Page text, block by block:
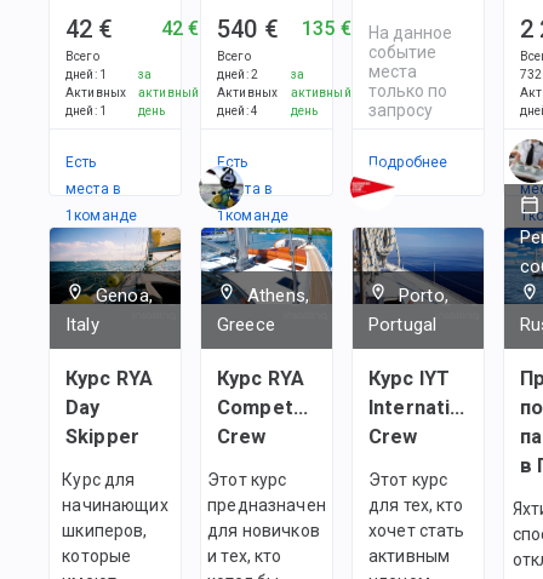
42 €
Всего
дней: 1
Активных
дней: 1
42 €
за
активный
день
Есть
места в
1командe
540 €
Всего
дней:2
Активных
дней:4
135 €
за
активный
день
Есть
места в
1командe
На данное
событие
места
только по
запросу
Подробнее
2
732
1
Genoa,
Italy
Курс RYA
Day
Skipper
Курс для
начинающих
шкиперов,
которые
Athens,
Greece
Курс RYA
Competent
Crew
Этот курс
предназначен
для новичков
и тех, кто
Porto,
Portugal
Курс IYT
International
Crew
Этот курс
для тех, кто
хочет стать
активным